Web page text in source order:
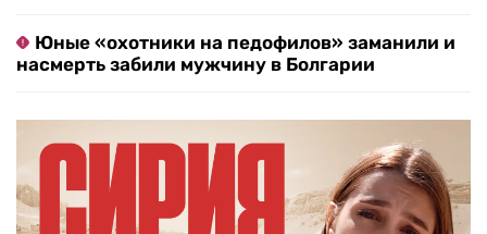
Юные «охотники на педофилов» заманили и
насмерть забили мужчину в Болгарии